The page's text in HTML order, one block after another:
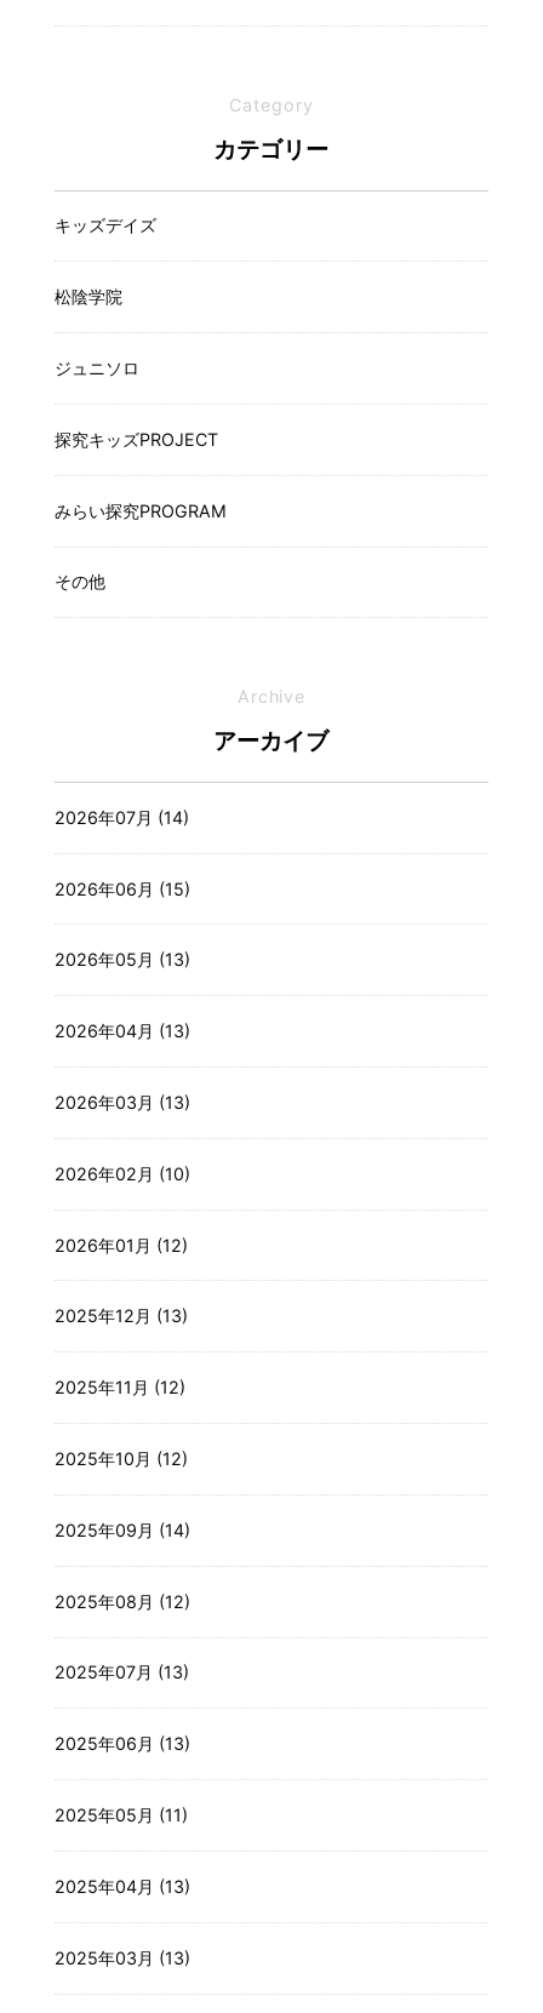
Category
カテゴリー
キッズデイズ
松陰学院
ジュニソロ
探究キッズPROJECT
みらい探究PROGRAM
その他
Archive
アーカイブ
2026年07月 (14)
2026年06月 (15)
2026年05月 (13)
2026年04月 (13)
2026年03月 (13)
2026年02月 (10)
2026年01月 (12)
2025年12月 (13)
2025年11月 (12)
2025年10月 (12)
2025年09月 (14)
2025年08月 (12)
2025年07月 (13)
2025年06月 (13)
2025年05月 (11)
2025年04月 (13)
2025年03月 (13)